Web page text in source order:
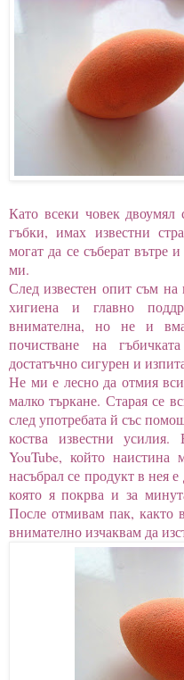
Като всеки човек двоумял
гъбки, имах известни
могат да се съберат вътре
ми.
След известен опит съм
хигиена и главно
внимателна, но не и
почистване на
достатъчно сигурен и
Не ми е лесно да отмия
малко търкане. Старая се
след употребата й със
коства известни
YouTube, който
насъбрал се продукт в нея
която я покрва и за
После отмивам пак, както
внимателно изчаквам да